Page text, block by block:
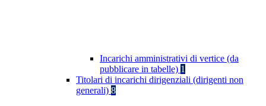
Incarichi amministrativi di vertice (da
pubblicare in tabelle) 1
Titolari di incarichi dirigenziali (dirigenti non
generali) 8